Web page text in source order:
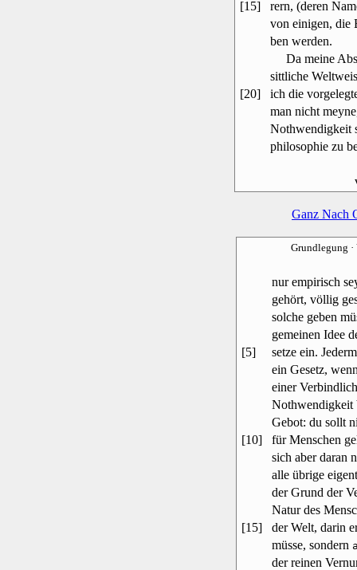
[15]
rern, (deren
von einigen, die
ben werden.
Da meine
sittliche
[20]
ich die
man nicht
Nothwendigkeit
philosophie zu
Ganz Nach
Grundlegung
nur empirisch
gehört, völlig
solche geben
gemeinen Idee
[5]
setze ein.
ein Gesetz,
einer
Nothwendigkeit
Gebot: du sollt
[10]
für Menschen
sich aber daran
alle übrige
der Grund der
Natur des
[15]
der Welt, darin
müsse, sondern
der reinen